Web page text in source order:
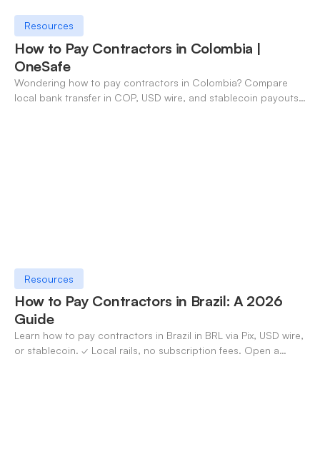
Resources
How to Pay Contractors in Colombia |
OneSafe
Wondering how to pay contractors in Colombia? Compare
local bank transfer in COP, USD wire, and stablecoin payouts.
Resources
How to Pay Contractors in Brazil: A 2026
Guide
Learn how to pay contractors in Brazil in BRL via Pix, USD wire,
or stablecoin. ✓ Local rails, no subscription fees. Open a